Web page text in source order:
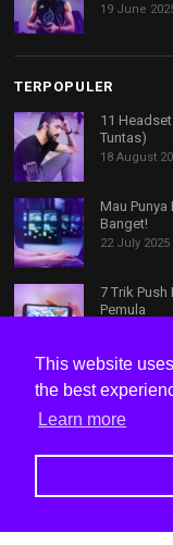
This website
the best
Learn more
19 June
TERPOPULER
11
Tuntas)
18 August
Mau
Banget!
22 July 2025
7 Trik
Pemula
Tentang Kami
© Copyright 2024